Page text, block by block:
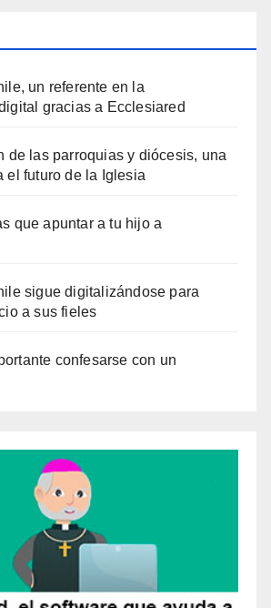
un referente en la
gracias a Ecclesiared
de las parroquias y diócesis, una
el futuro de la Iglesia
que apuntar a tu hijo a
sigue digitalizándose para
a sus fieles
confesarse con un